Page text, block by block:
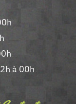
à 00h